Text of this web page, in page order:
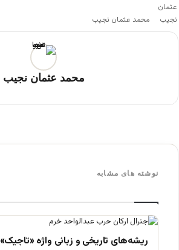
محمد عثمان نجیب
محمد عثمان نجیب
نوشته های مشابه
ریشه‌های تاریخی و زبانی واژه «تاجیک»